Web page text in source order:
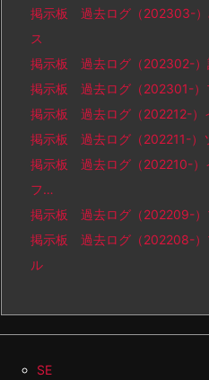
掲示板 過去ログ（202303-）
ス
掲示板 過去ログ（202302-）
掲示板 過去ログ（202301-）
掲示板 過去ログ（202212-）
掲示板 過去ログ（202211-）
掲示板 過去ログ（202210-）
フ…
掲示板 過去ログ（202209-）
掲示板 過去ログ（202208-）
ル
SE